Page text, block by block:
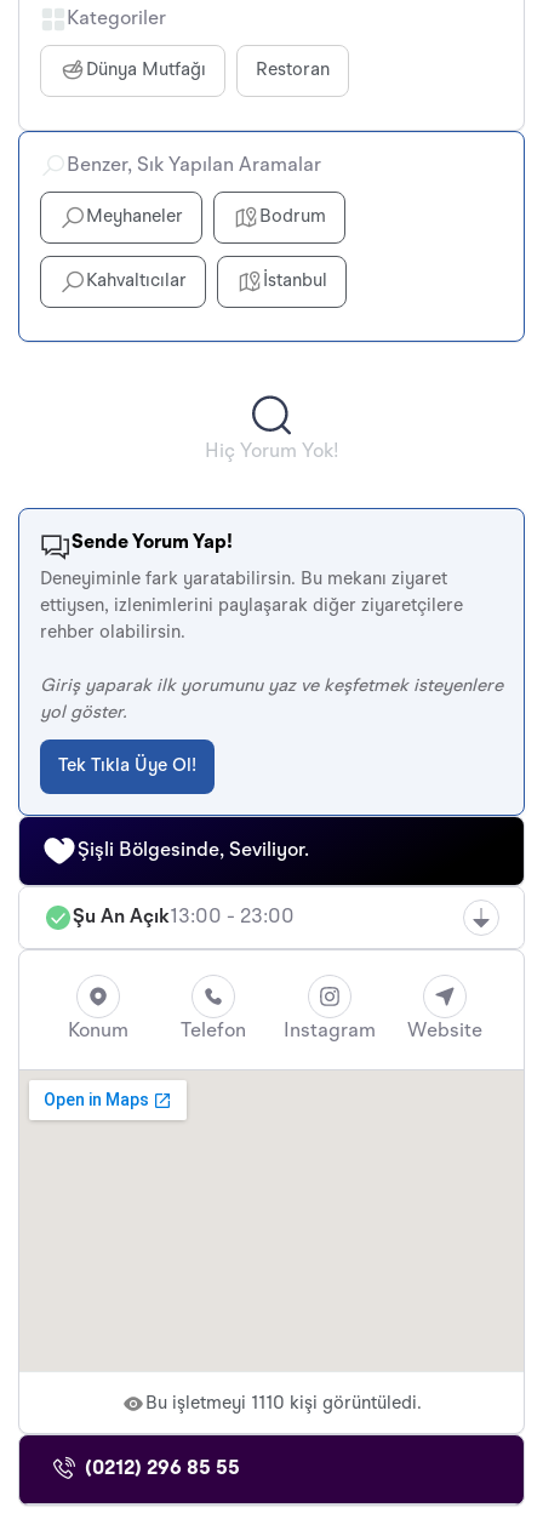
Kategoriler
Dünya Mutfağı Restoran
Benzer, Sık Yapılan Aramalar
Meyhaneler Bodrum
Kahvaltıcılar İstanbul
Hiç Yorum Yok!
Sende Yorum Yap!
Deneyiminle fark yaratabilirsin. Bu mekanı ziyaret
ettiysen, izlenimlerini paylaşarak diğer ziyaretçilere
rehber olabilirsin.
Giriş yaparak ilk yorumunu yaz ve keşfetmek isteyenlere
yol göster.
Tek Tıkla Üye Ol!
Şişli Bölgesinde, Seviliyor.
Şu An Açık13:00 - 23:00
Konum Telefon Instagram Website
Bu işletmeyi 1110 kişi görüntüledi.
(0212) 296 85 55